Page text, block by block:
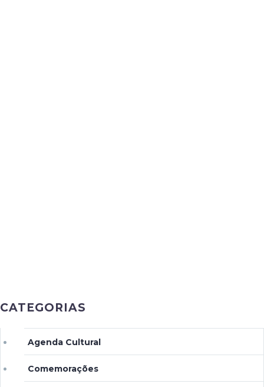
CATEGORIAS
Agenda Cultural
Comemorações